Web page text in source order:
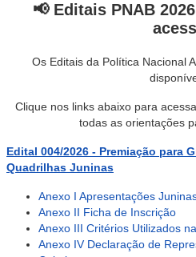
📢 Editais PNAB
Os Editais da Política Nacional
Clique nos links abaixo para
todas as orientações
Edital 004/2026 - Premiação para
Quadrilhas Juninas
Anexo I Apresentações
Anexo II Ficha de Inscrição
Anexo III Critérios Utilizados
Anexo IV Declaração de